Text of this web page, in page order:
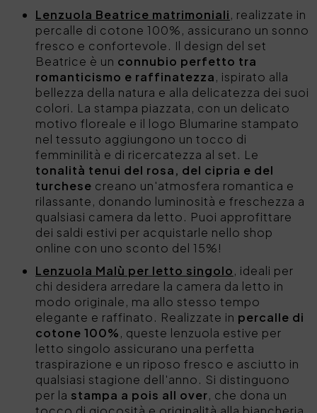
Lenzuola Beatrice matrimoniali, realizzate in
percalle di cotone 100%, assicurano un sonno
fresco e confortevole. Il design del set
Beatrice è un connubio perfetto tra
romanticismo e raffinatezza, ispirato alla
bellezza della natura e alla delicatezza dei suoi
colori. La stampa piazzata, con un delicato
motivo floreale e il logo Blumarine stampato
nel tessuto aggiungono un tocco di
femminilità e di ricercatezza al set. Le
tonalità tenui del rosa, del cipria e del
turchese creano un'atmosfera romantica e
rilassante, donando luminosità e freschezza a
qualsiasi camera da letto. Puoi approfittare
dei saldi estivi per acquistarle nello shop
online con uno sconto del 15%!
Lenzuola Malù per letto singolo, ideali per
chi desidera arredare la camera da letto in
modo originale, ma allo stesso tempo
elegante e raffinato. Realizzate in percalle di
cotone 100%, queste lenzuola estive per
letto singolo assicurano una perfetta
traspirazione e un riposo fresco e asciutto in
qualsiasi stagione dell'anno. Si distinguono
per la stampa a pois all over, che dona un